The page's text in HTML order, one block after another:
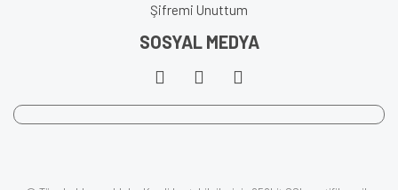
Şifremi Unuttum
SOSYAL MEDYA